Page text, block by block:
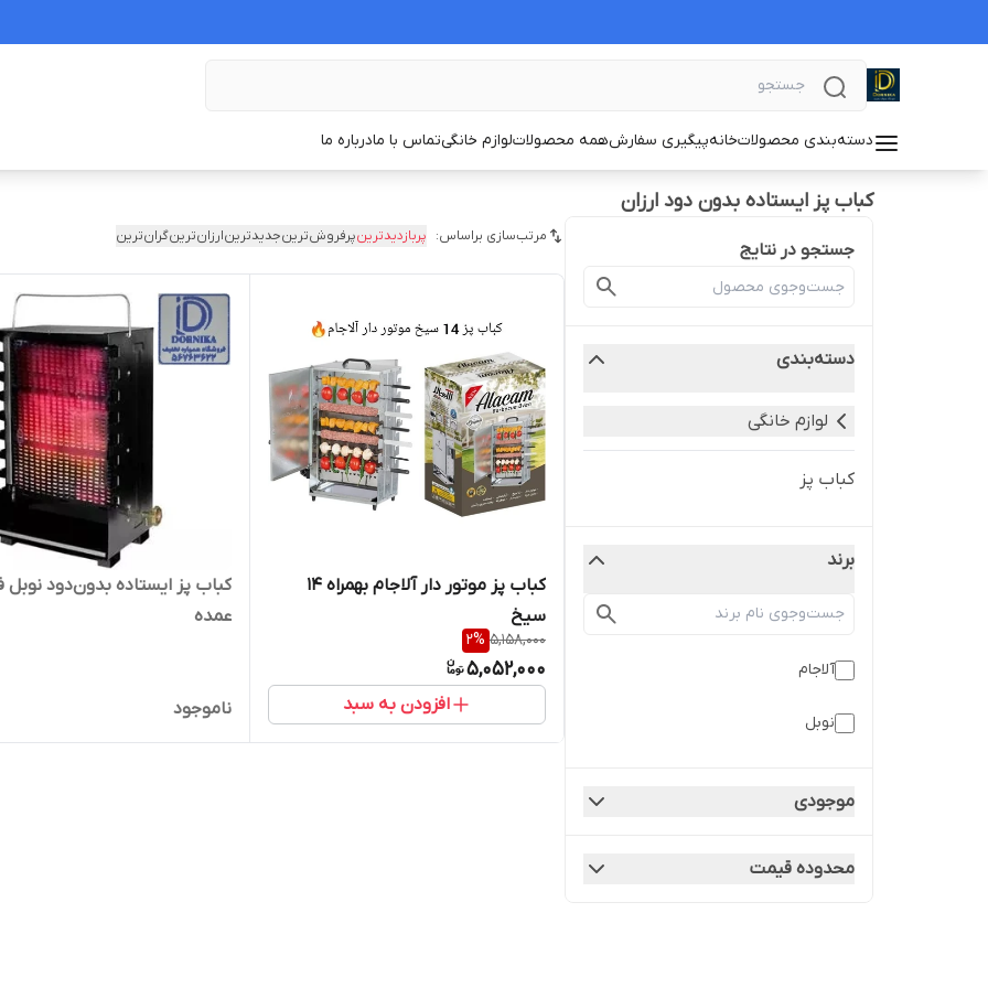
دسته‌بندی محصولاتخانهپیگیری سفارشهمه محصولاتلوازم خانگیتماس با مادرباره ما
کباب پز ایستاده بدون دود ارزان
جستجو در نتایج
دسته‌بندی
لوازم خانگی
کباب پز
برند
آلاجام
نوبل
موجودی
محدوده قیمت
مرتب‌سازی براساس: پربازدیدترینپرفروش‌ترینجدیدترینارزان‌ترینگران‌ترین
کباب پز موتور دار آلاجام بهمراه ۱۴
سیخ
5,158,000
2%
5,052,000
افزودن به سبد
کباب پز ایستاده بدون‌دود نوبل
عمده
ناموجود